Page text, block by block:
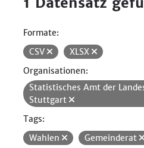
Formate:
CSV
XLSX
Organisationen:
Statistisches Amt der
Stuttgart
Tags:
Wahlen
Gemeinderat